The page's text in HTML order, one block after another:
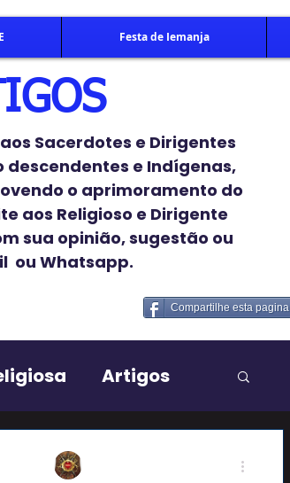
Festa de Iemanja
Sacerdotes e Dirigentes
descendentes e Indígenas,
o aprimoramento do
aos Religioso e Dirigente
sua opinião, sugestão ou
ou Whatsapp.
Compartilhe esta pagina
Artigos